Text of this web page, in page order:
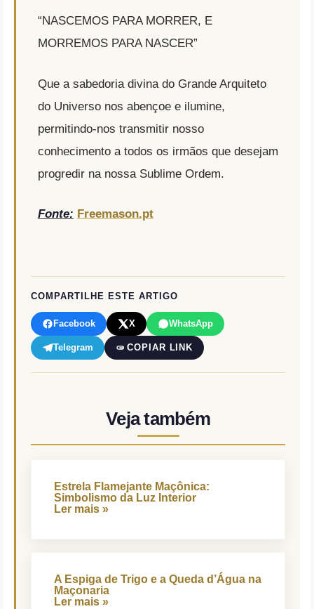
“NASCEMOS PARA MORRER, E
MORREMOS PARA NASCER”
Que a sabedoria divina do Grande Arquiteto
do Universo nos abençoe e ilumine,
permitindo-nos transmitir nosso
conhecimento a todos os irmãos que desejam
progredir na nossa Sublime Ordem.
Fonte: Freemason.pt
COMPARTILHE ESTE ARTIGO
Facebook X WhatsApp
Telegram COPIAR LINK
Veja também
Estrela Flamejante Maçônica:
Simbolismo da Luz Interior
Ler mais »
A Espiga de Trigo e a Queda d’Água na
Maçonaria
Ler mais »